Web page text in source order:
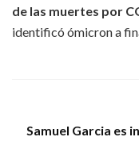
de las muertes por
identificó ómicron a
Samuel Garcia es